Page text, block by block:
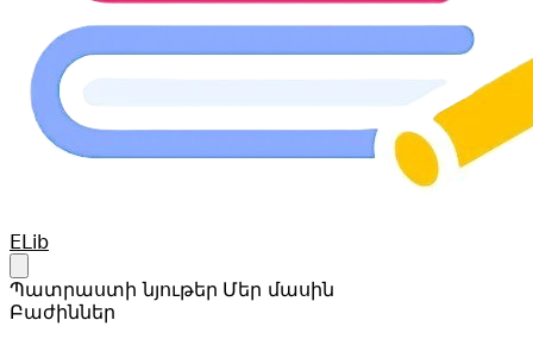
Your Company
ELib
Պատրաստի նյութեր Մեր մասին
Բաժիններ